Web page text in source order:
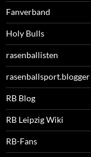
Fanverband
Holy Bulls
rasenballisten
rasenballsport.blogger
RB Blog
RB Leipzig Wiki
RB-Fans